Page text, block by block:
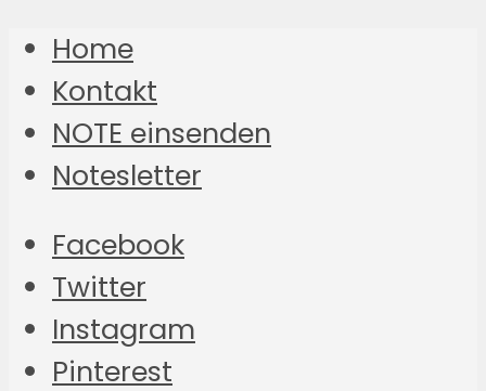
Home
Kontakt
NOTE einsenden
Notesletter
Facebook
Twitter
Instagram
Pinterest